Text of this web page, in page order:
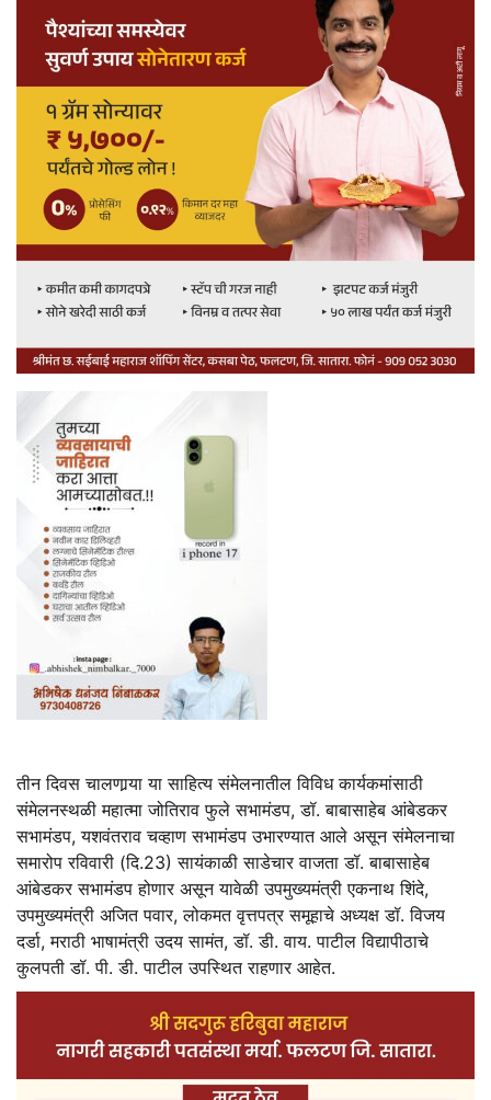
तीन दिवस चालणार्‍या या साहित्य संमेलनातील विविध कार्यकमांसाठी
संमेलनस्थळी महात्मा जोतिराव फुले सभामंडप, डॉ. बाबासाहेब आंबेडकर
सभामंडप, यशवंतराव चव्हाण सभामंडप उभारण्यात आले असून संमेलनाचा
समारोप रविवारी (दि.23) सायंकाळी साडेचार वाजता डॉ. बाबासाहेब
आंबेडकर सभामंडप होणार असून यावेळी उपमुख्यमंत्री एकनाथ शिंदे,
उपमुख्यमंत्री अजित पवार, लोकमत वृत्तपत्र समूहाचे अध्यक्ष डॉ. विजय
दर्डा, मराठी भाषामंत्री उदय सामंत, डॉ. डी. वाय. पाटील विद्यापीठाचे
कुलपती डॉ. पी. डी. पाटील उपस्थित राहणार आहेत.